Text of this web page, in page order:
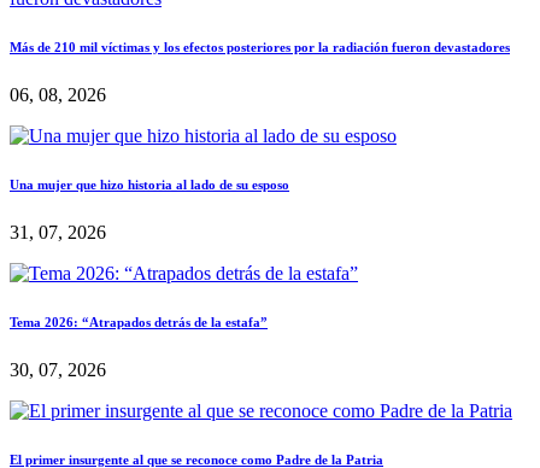
Más de 210 mil víctimas y los efectos posteriores por la radiación fueron devastadores
06, 08, 2026
Una mujer que hizo historia al lado de su esposo
31, 07, 2026
Tema 2026: “Atrapados detrás de la estafa”
30, 07, 2026
El primer insurgente al que se reconoce como Padre de la Patria